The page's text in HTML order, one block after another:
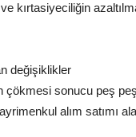
kırtasiyeciliğin
değişiklikler
sonucu peş
alım satımı